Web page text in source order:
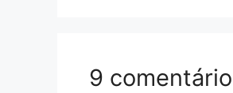
9